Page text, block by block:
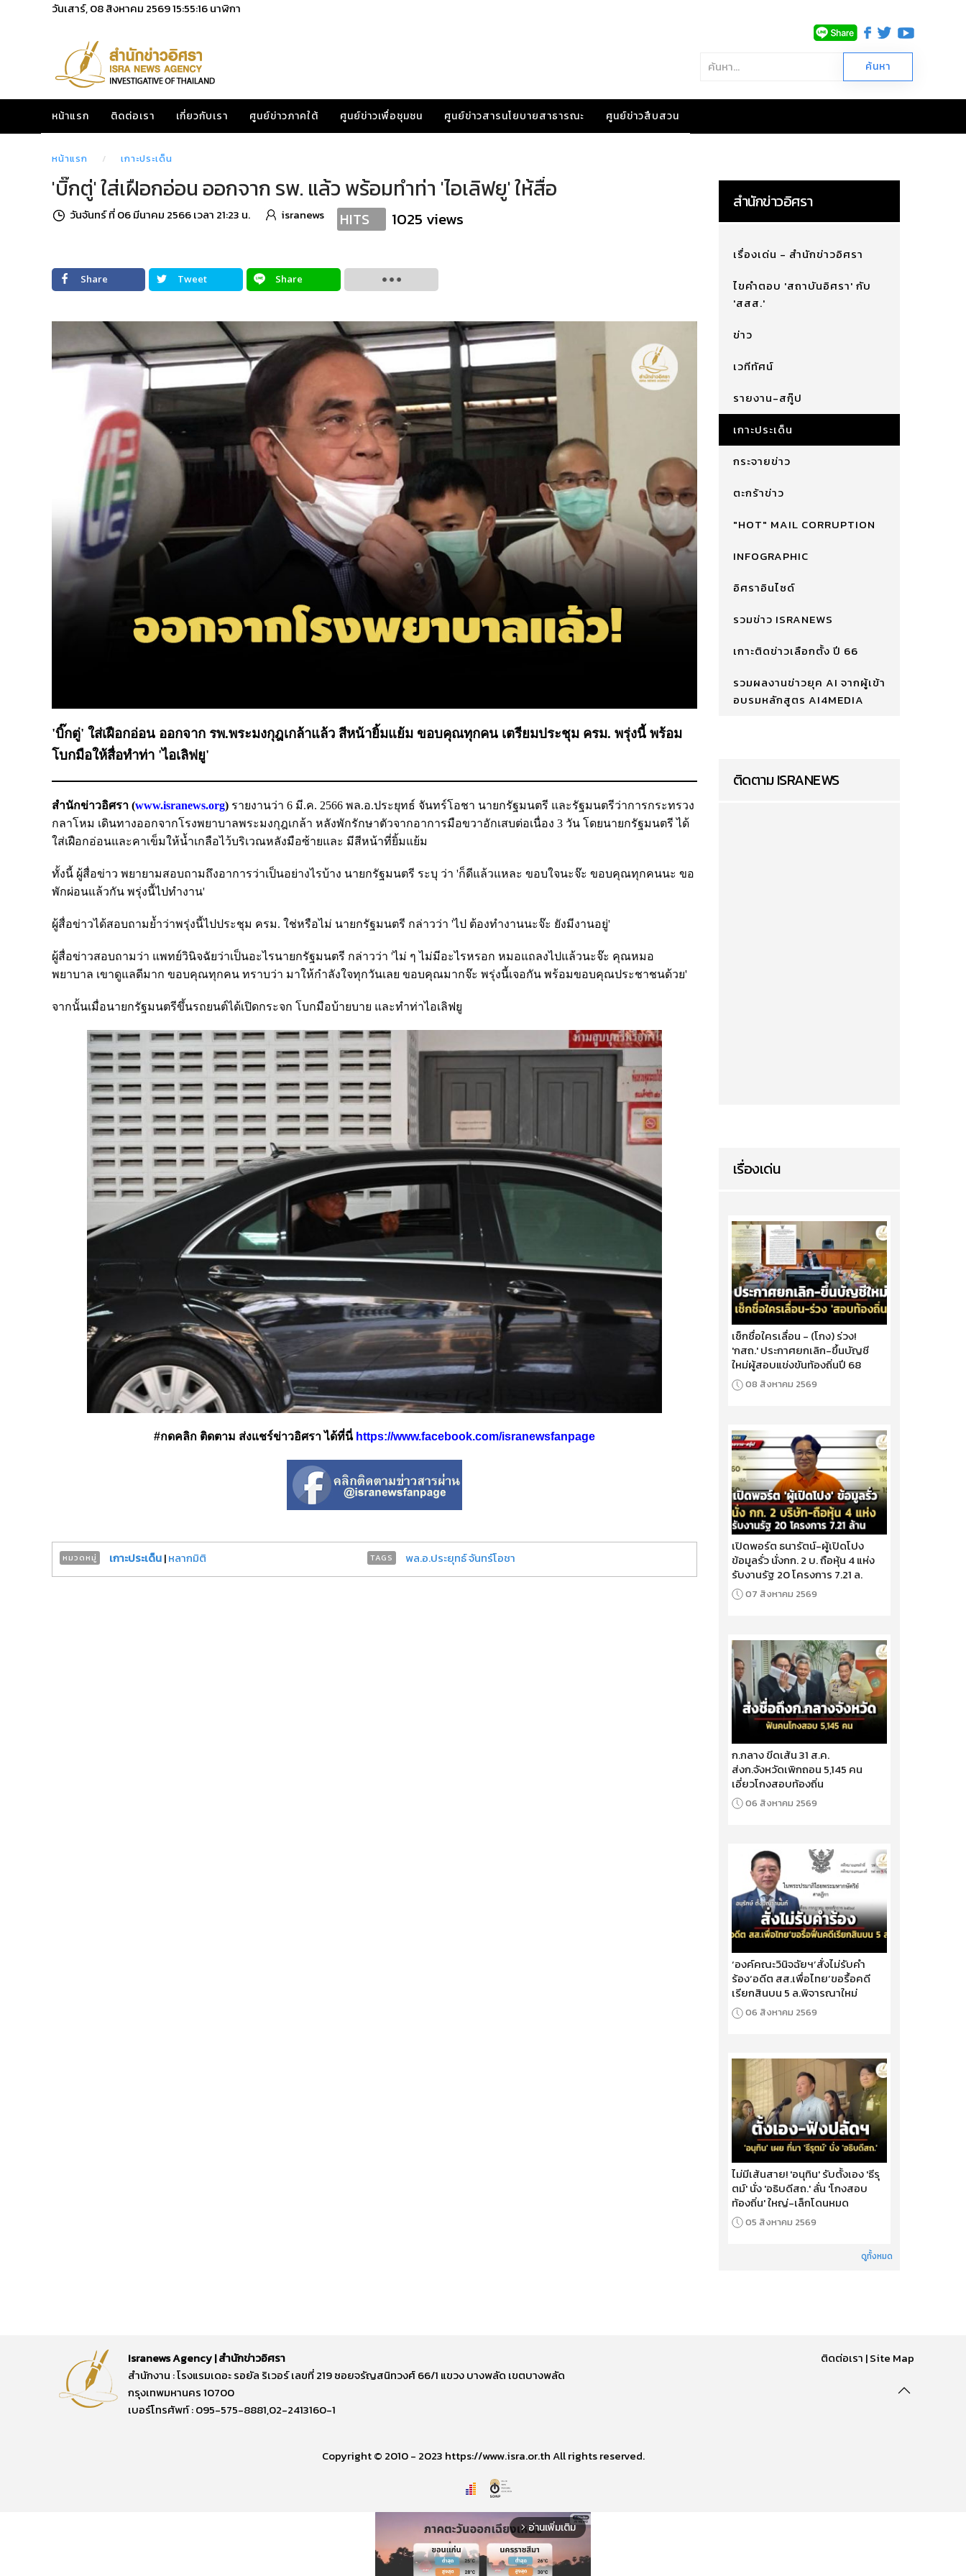
วันเสาร์, 08 สิงหาคม 256915:55:17นาฬิกา
หน้าแรก ติดต่อเรา เกี่ยวกับเรา ศูนย์ข่าวภาคใต้ ศูนย์ข่าวเพื่อชุมชน ศูนย์ข่าวสารนโยบายสาธารณะ ศูนย์ข่าวสืบสวน
หน้าแรก เกาะประเด็น
'บิ๊กตู่' ใส่เฝือกอ่อน ออกจาก รพ. แล้ว พร้อมทำท่า 'ไอเลิฟยู' ให้สื่อ
วันจันทร์ ที่ 06 มีนาคม 2566 เวลา 21:23 น. isranews HITS 1025 views
Share Tweet Share
'บิ๊กตู่' ใส่เฝือกอ่อน ออกจาก รพ.พระมงกุฎเกล้าแล้ว สีหน้ายิ้มแย้ม ขอบคุณทุกคน เตรียมประชุม ครม. พรุ่งนี้ พร้อม
โบกมือให้สื่อทำท่า 'ไอเลิฟยู'
สำนักข่าวอิศรา (www.isranews.org) รายงานว่า 6 มี.ค. 2566 พล.อ.ประยุทธ์ จันทร์โอชา นายกรัฐมนตรี และรัฐมนตรีว่าการกระทรวง
กลาโหม เดินทางออกจากโรงพยาบาลพระมงกุฎเกล้า หลังพักรักษาตัวจากอาการมือขวาอักเสบต่อเนื่อง 3 วัน โดยนายกรัฐมนตรี ได้
ใส่เฝือกอ่อนและคาเข็มให้น้ำเกลือไว้บริเวณหลังมือซ้ายและ มีสีหน้าที่ยิ้มแย้ม
ทั้งนี้ ผู้สื่อข่าว พยายามสอบถามถึงอาการว่าเป็นอย่างไรบ้าง นายกรัฐมนตรี ระบุ ว่า 'ก็ดีแล้วแหละ ขอบใจนะจ๊ะ ขอบคุณทุกคนนะ ขอ
พักผ่อนแล้วกัน พรุ่งนี้ไปทำงาน'
ผู้สื่อข่าวได้สอบถามย้ำว่าพรุ่งนี้ไปประชุม ครม. ใช่หรือไม่ นายกรัฐมนตรี กล่าวว่า 'ไป ต้องทำงานนะจ๊ะ ยังมีงานอยู่'
ผู้สื่อข่าวสอบถามว่า แพทย์วินิจฉัยว่าเป็นอะไรนายกรัฐมนตรี กล่าวว่า 'ไม่ ๆ ไม่มีอะไรหรอก หมอแถลงไปแล้วนะจ๊ะ คุณหมอ
พยาบาล เขาดูแลดีมาก ขอบคุณทุกคน ทราบว่า มาให้กำลังใจทุกวันเลย ขอบคุณมากจ๊ะ พรุ่งนี้เจอกัน พร้อมขอบคุณประชาชนด้วย'
จากนั้นเมื่อนายกรัฐมนตรีขึ้นรถยนต์ได้เปิดกระจก โบกมือบ้ายบาย และทำท่าไอเลิฟยู
#กดคลิก ติดตาม ส่งแชร์ข่าวอิศรา ได้ที่นี่ https://www.facebook.com/isranewsfanpage
หมวดหมู่ เกาะประเด็น|หลากมิติ TAGS พล.อ.ประยุทธ์ จันทร์โอชา
สำนักข่าวอิศรา
เรื่องเด่น - สำนักข่าวอิศรา
ไขคำตอบ 'สถาบันอิศรา' กับ
'สสส.'
ข่าว
เวทีทัศน์
รายงาน-สกู๊ป
เกาะประเด็น
กระจายข่าว
ตะกร้าข่าว
"HOT" MAIL CORRUPTION
INFOGRAPHIC
อิศราอินไซด์
รวมข่าว ISRANEWS
เกาะติดข่าวเลือกตั้ง ปี 66
รวมผลงานข่าวยุค AI จากผู้เข้า
อบรมหลักสูตร AI4MEDIA
ติดตาม ISRANEWS
เรื่องเด่น
เช็กชื่อใครเลื่อน - (โกง) ร่วง!
'กสถ.' ประกาศยกเลิก-ขึ้นบัญชี
ใหม่ผู้สอบแข่งขันท้องถิ่นปี 68
08 สิงหาคม 2569
เปิดพอร์ต ธนารัตน์-ผู้เปิดโปง
ข้อมูลรั่ว นั่งกก. 2 บ. ถือหุ้น 4 แห่ง
รับงานรัฐ 20 โครงการ 7.21 ล.
07 สิงหาคม 2569
ก.กลาง ขีดเส้น 31 ส.ค.
ส่งก.จังหวัดเพิกถอน 5,145 คน
เอี่ยวโกงสอบท้องถิ่น
06 สิงหาคม 2569
‘องค์คณะวินิจฉัยฯ’สั่งไม่รับคำ
ร้อง‘อดีต สส.เพื่อไทย’ขอรื้อคดี
เรียกสินบน 5 ล.พิจารณาใหม่
06 สิงหาคม 2569
ไม่มีเส้นสาย! 'อนุทิน' รับตั้งเอง 'ธีรุ
ตม์' นั่ง 'อธิบดีสถ.' ลั่น 'โกงสอบ
ท้องถิ่น' ใหญ่-เล็กโดนหมด
05 สิงหาคม 2569
ดูทั้งหมด
Isranews Agency | สำนักข่าวอิศรา
สำนักงาน : โรงแรมเดอะ รอยัล ริเวอร์ เลขที่ 219 ซอยจรัญสนิทวงศ์ 66/1 แขวง บางพลัด เขตบางพลัด
กรุงเทพมหานคร 10700
เบอร์โทรศัพท์ : 095-575-8881,02-2413160-1
ติดต่อเรา |Site Map
Copyright © 2010 - 2023 https://www.isra.or.th All rights reserved.
arrow_forward_ios อ่านเพิ่มเติม